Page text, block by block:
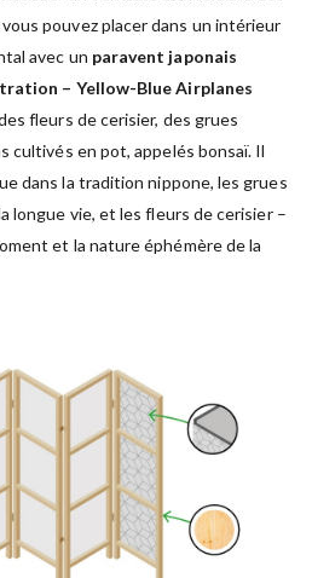
pouvez placer dans un intérieur
avec un paravent japonais
– Yellow-Blue Airplanes
fleurs de cerisier, des grues
cultivés en pot, appelés bonsaï. Il
dans la tradition nippone, les grues
longue vie, et les fleurs de cerisier –
et la nature éphémère de la